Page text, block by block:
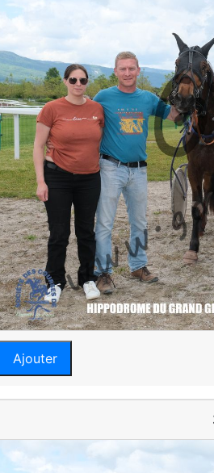
Ajouter